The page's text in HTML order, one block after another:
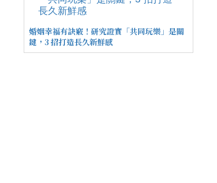
婚姻幸福有訣竅！研究證實「共同玩樂」是關
鍵，3 招打造長久新鮮感